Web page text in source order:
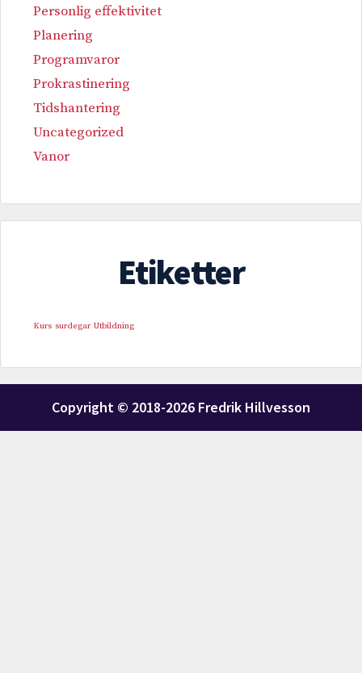
Personlig effektivitet
Planering
Programvaror
Prokrastinering
Tidshantering
Uncategorized
Vanor
Etiketter
Kurs surdegar Utbildning
Copyright © 2018-2026 Fredrik Hillvesson